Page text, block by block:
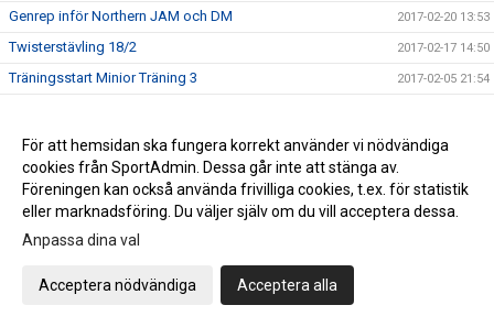
Genrep inför Northern JAM och DM 2017-02-20 13:53
Twisterstävling 18/2 2017-02-17 14:50
Träningsstart Minior Träning 3 2017-02-05 21:54
Twisterstävling 2017 2017-02-01 16:45
Ungdomslagen 2017-01-24 14:40
Värdegrund och syfte 2017-01-22 16:15
Nytt minior träningslag
ÅRSMÖTE Twisters
För att hemsidan ska fungera korrekt använder vi nödvändiga
cookies från SportAdmin. Dessa går inte att stänga av.
Föreningen kan också använda frivilliga cookies, t.ex. för statistik
eller marknadsföring. Du väljer själv om du vill acceptera dessa.
Anpassa dina val
Acceptera nödvändiga Acceptera alla